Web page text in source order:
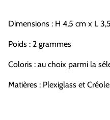
Dimensions : H 4,5 cm x L
Poids : 2 grammes
Coloris : au choix parmi la
Matières : Plexiglass et